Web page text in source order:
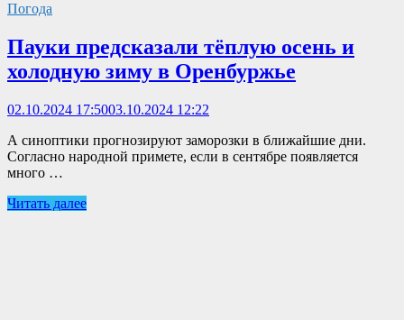
Погода
Пауки предсказали тёплую осень и
холодную зиму в Оренбуржье
02.10.2024 17:5003.10.2024 12:22
А синоптики прогнозируют заморозки в ближайшие дни.
Согласно народной примете, если в сентябре появляется
много …
Читать далее